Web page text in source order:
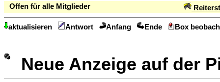
Offen für alle Mitglieder
aktualisieren Antwort Anfang Ende Box
Neue Anzeige auf der